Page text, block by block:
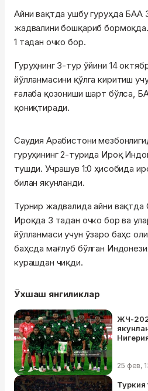
Айни вақтда ушбу гуруҳда БАА
жадвалини бошқариб
1 тадан очко бор.
Гуруҳнинг 3-тур ўйини 14
йўлланмасини қўлга киритиш
ғалаба қозониши шарт бўлса,
қониқтиради.
Саудия Арабистони
гуруҳининг 2-турида Ироқ
тушди. Учрашув 1:0 ҳисобида
билан якунланди.
Турнир жадвалида айни
Ироқда 3 тадан очко бор ва
йўлланмаси учун ўзаро баҳс
баҳсда мағлуб бўлган
курашдан чиқди.
Ўхшаш янгиликлар
ЖЧ-
25 фев,